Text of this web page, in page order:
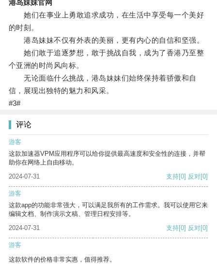
港岛妹妹官网
她们在事业上勇敢追求成功，在生活中享受每一个美好
的时刻。
港岛妹妹不仅有外表的美丽，更有内心的自信和坚强。
她们敢于追逐梦想，敢于挑战自我，成为了香港乃至整
个亚洲的时尚风向标。
无论面临什么挑战，港岛妹妹们始终保持着骄傲和自
信，展现出独特的魅力和风采。
#3#
评论
游客
这款加速器VPM应用程序可以给你提供最高速度和安全性的连接，并帮
助你在网络上自由移动。
2024-07-31
支持[0] 反对[0]
游客
这款app的功能非常强大，可以满足我所有的工作需求。我可以使用它来
编辑文档、制作演示文稿、管理日程安排等。
2024-07-31
支持[0] 反对[0]
游客
这款软件的价格非常实惠，值得推荐。